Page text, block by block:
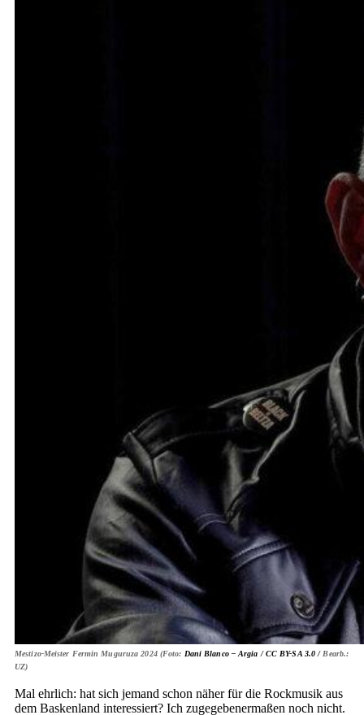
Mestizo-Meister Fermin Muguruza 2024 (Foto: Dani Blanco – Argia / CC BY-SA 3.0 /Bearb.:
UZ)
Mal ehrlich: hat sich jemand schon näher für die Rockmusik aus
dem Baskenland interessiert? Ich zugegebenermaßen noch nicht.